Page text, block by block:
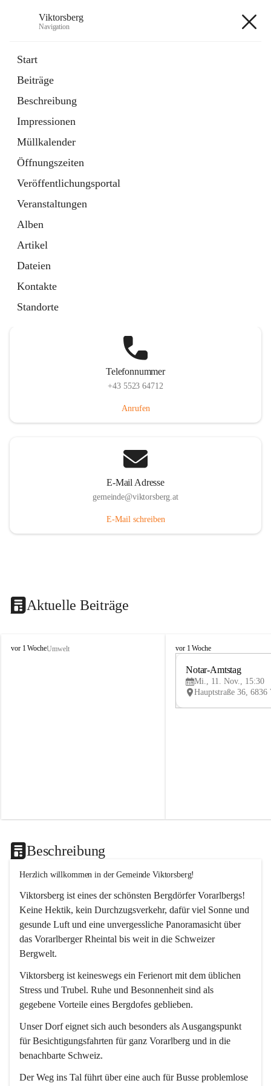
Viktorsberg
Navigation
Start
Beiträge
Beschreibung
Impressionen
Müllkalender
Öffnungszeiten
Veröffentlichungsportal
Veranstaltungen
Alben
Artikel
Dateien
Kontakte
Standorte
1 Schnellzugriff
Bürgerservice
10 Schnellzugriffe
Telefonnummer
+43 5523 64712
Anrufen
E-Mail Adresse
gemeinde@viktorsberg.at
E-Mail schreiben
Aktuelle Beiträge
V
vor 1 WocheUmwelt
V
vor 1 Woche
Notar-Amtstag
Mi., 11. Nov., 15:30
Beschreibung
Herzlich willkommen in der Gemeinde Viktorsberg!
Viktorsberg ist eines der schönsten Bergdörfer Vorarlbergs!
Keine Hektik, kein Durchzugsverkehr, dafür viel Sonne und
gesunde Luft und eine unvergessliche Panoramasicht über
das Vorarlberger Rheintal bis weit in die Schweizer
Bergwelt.
Viktorsberg ist keineswegs ein Ferienort mit dem üblichen
Stress und Trubel. Ruhe und Besonnenheit sind als
gegebene Vorteile eines Bergdofes geblieben.
Unser Dorf eignet sich auch besonders als Ausgangspunkt
für Besichtigungsfahrten für ganz Vorarlberg und in die
benachbarte Schweiz.
Der Weg ins Tal führt über eine auch für Busse problemlose